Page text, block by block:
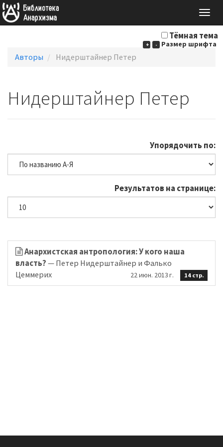
Тёмная тема
+ - Размер шрифта
Авторы Нидерштайнер Петер
Нидерштайнер Петер
Упорядочить по:
Результатов на странице:
Анархистская антропология: У кого наша
власть?— Петер Нидерштайнер и Фалько
Цеммерих
22 июн. 2013 г. 14 стр.